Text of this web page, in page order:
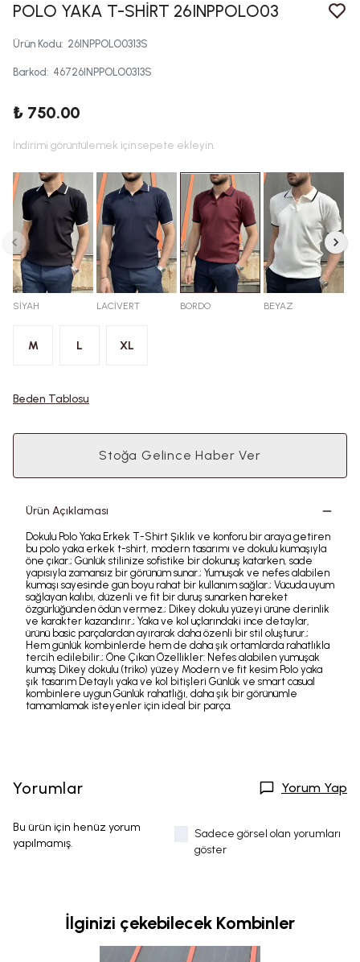
POLO YAKA T-SHİRT 26INPPOLO03
Ürün Kodu: 26INPPOLO0313S
Barkod: 46726INPPOLO0313S
₺ 750.00
İndirimi görüntülemek için sepete ekleyin.
SİYAH LACİVERT BORDO BEYAZ
M L XL
Beden Tablosu
Stoğa Gelince Haber Ver
Ürün Açıklaması
Dokulu Polo Yaka Erkek T-Shirt Şıklık ve konforu bir araya getiren
bu polo yaka erkek t-shirt, modern tasarımı ve dokulu kumaşıyla
öne çıkar.; Günlük stilinize sofistike bir dokunuş katarken, sade
yapısıyla zamansız bir görünüm sunar.; Yumuşak ve nefes alabilen
kumaşı sayesinde gün boyu rahat bir kullanım sağlar.; Vücuda uyum
sağlayan kalıbı, düzenli ve fit bir duruş sunarken hareket
özgürlüğünden ödün vermez.; Dikey dokulu yüzeyi ürüne derinlik
ve karakter kazandırır.; Yaka ve kol uçlarındaki ince detaylar,
ürünü basic parçalardan ayırarak daha özenli bir stil oluşturur.;
Hem günlük kombinlerde hem de daha şık ortamlarda rahatlıkla
tercih edilebilir.; Öne Çıkan Özellikler: Nefes alabilen yumuşak
kumaş Dikey dokulu (triko) yüzey Modern ve fit kesim Polo yaka
şık tasarım Detaylı yaka ve kol bitişleri Günlük ve smart casual
kombinlere uygun Günlük rahatlığı, daha şık bir görünümle
tamamlamak isteyenler için ideal bir parça.
Yorumlar Yorum Yap
Bu ürün için henüz yorum
yapılmamış.
Sadece görsel olan yorumları
göster
İlginizi çekebilecek Kombinler